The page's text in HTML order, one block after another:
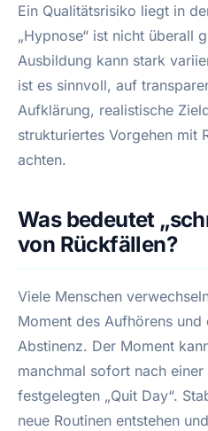
Ein Qualitätsrisiko liegt in
„Hypnose“ ist nicht überall
Ausbildung kann stark
ist es sinnvoll, auf
Aufklärung, realistische
strukturiertes Vorgehen mit
achten.
Was bedeutet
von Rückfällen?
Viele Menschen
Moment des Aufhörens
Abstinenz. Der Moment
manchmal sofort nach
festgelegten „Quit Day“.
neue Routinen entstehen